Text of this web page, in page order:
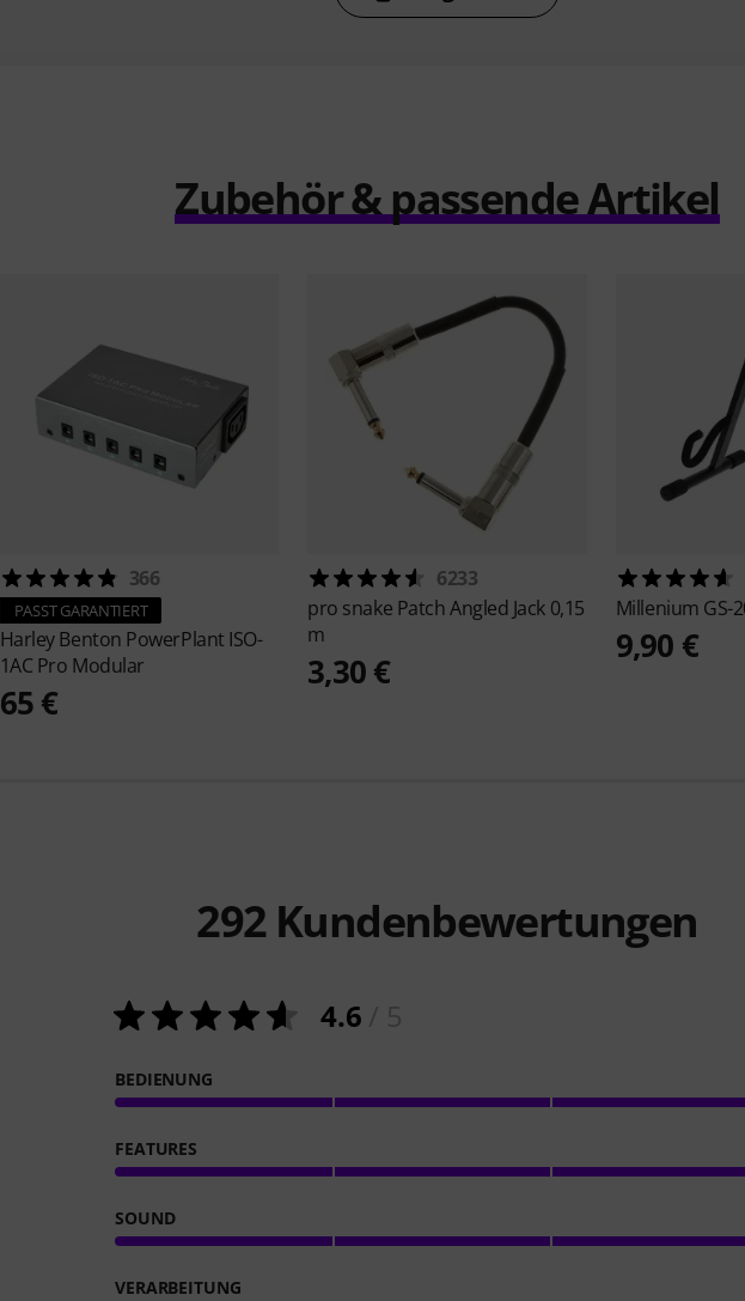
Zubehör & passende Artikel
366
PASST GARANTIERT
Harley Benton PowerPlant ISO-
1AC Pro Modular
65 €
6233
pro snake Patch Angled Jack 0,15
m
3,30 €
Millenium GS-
9,90 €
292Kundenbewertungen
4.6
BEDIENUNG
FEATURES
SOUND
VERARBEITUNG